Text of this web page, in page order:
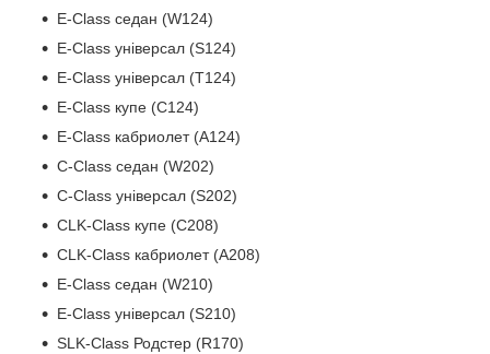
E-Class седан (W124)
E-Class універсал (S124)
E-Class універсал (T124)
E-Class купе (C124)
E-Class кабриолет (A124)
C-Class седан (W202)
C-Class універсал (S202)
CLK-Class купе (C208)
CLK-Class кабриолет (A208)
E-Class седан (W210)
E-Class універсал (S210)
SLK-Class Родстер (R170)